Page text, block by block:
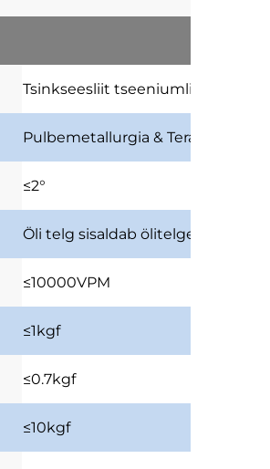
Tsinkseesliit tseeniumligas
Pulbemetallurgia & Terav
≤2°
Öli telg sisaldab ölitelgeid
≤10000VPM
≤1kgf
≤0.7kgf
≤10kgf